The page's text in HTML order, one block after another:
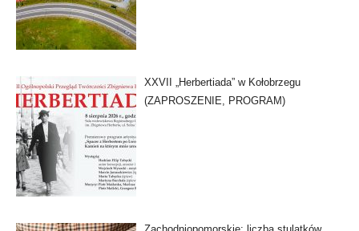
XXVII „Herbertiada” w Kołobrzegu
(ZAPROSZENIE, PROGRAM)